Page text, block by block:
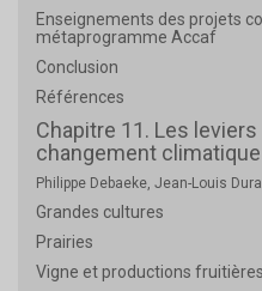
Enseignements des projets
métaprogramme Accaf
Conclusion
Références
Chapitre 11. Les leviers
changement
Philippe Debaeke, Jean-Louis
Grandes cultures
Prairies
Vigne et productions fruitières